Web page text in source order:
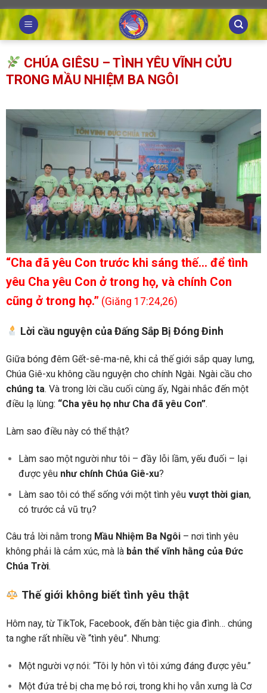
Skip
to
content
CHÚA GIÊSU – TÌNH YÊU VĨNH CỬU
TRONG MẦU NHIỆM BA NGÔI
“Cha đã yêu Con trước khi sáng thế… để tình
yêu Cha yêu Con ở trong họ, và chính Con
cũng ở trong họ.” (Giăng 17:24,26)
Lời cầu nguyện của Đấng Sắp Bị Đóng Đinh
Giữa bóng đêm Gết-sê-ma-nê, khi cả thế giới sắp quay lưng,
Chúa Giê-xu không cầu nguyện cho chính Ngài. Ngài cầu cho
chúng ta. Và trong lời cầu cuối cùng ấy, Ngài nhắc đến một
điều lạ lùng: “Cha yêu họ như Cha đã yêu Con”.
Làm sao điều này có thể thật?
Làm sao một người như tôi – đầy lỗi lầm, yếu đuối – lại
được yêu như chính Chúa Giê-xu?
Làm sao tôi có thể sống với một tình yêu vượt thời gian,
có trước cả vũ trụ?
Câu trả lời nằm trong Mầu Nhiệm Ba Ngôi – nơi tình yêu
không phải là cảm xúc, mà là bản thể vĩnh hằng của Đức
Chúa Trời.
Thế giới không biết tình yêu thật
Hôm nay, từ TikTok, Facebook, đến bàn tiệc gia đình… chúng
ta nghe rất nhiều về “tình yêu”. Nhưng:
Một người vợ nói: “Tôi ly hôn vì tôi xứng đáng được yêu.”
Một đứa trẻ bị cha mẹ bỏ rơi, trong khi họ vẫn xưng là Cơ